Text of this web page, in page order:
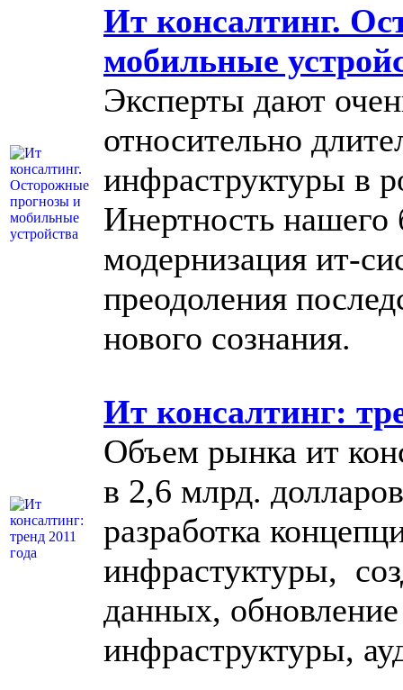
Ит консалтинг.
мобильные
Эксперты дают
относительно
инфраструктуры в
Инертность нашего
модернизация ит-
преодоления
нового сознания.
Ит консалтинг:
Объем рынка ит
в 2,6 млрд.
разработка
инфрастуктуры,
данных,
инфраструктуры,